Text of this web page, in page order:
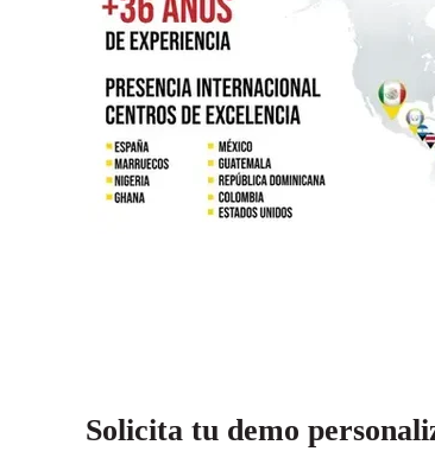
Solicita tu demo